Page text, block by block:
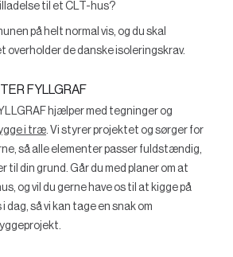
til et CLT-hus?
på helt normal vis, og du skal
overholder de danske isoleringskrav.
FYLLGRAF
hjælper med tegninger og
i træ. Vi styrer projektet og sørger for
så alle elementer passer fuldstændig,
til din grund. Går du med planer om at
og vil du gerne have os til at kigge på
så vi kan tage en snak om